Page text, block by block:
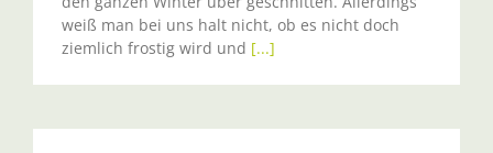
weiß man bei uns halt nicht, ob es nicht doch
ziemlich frostig wird und [...]